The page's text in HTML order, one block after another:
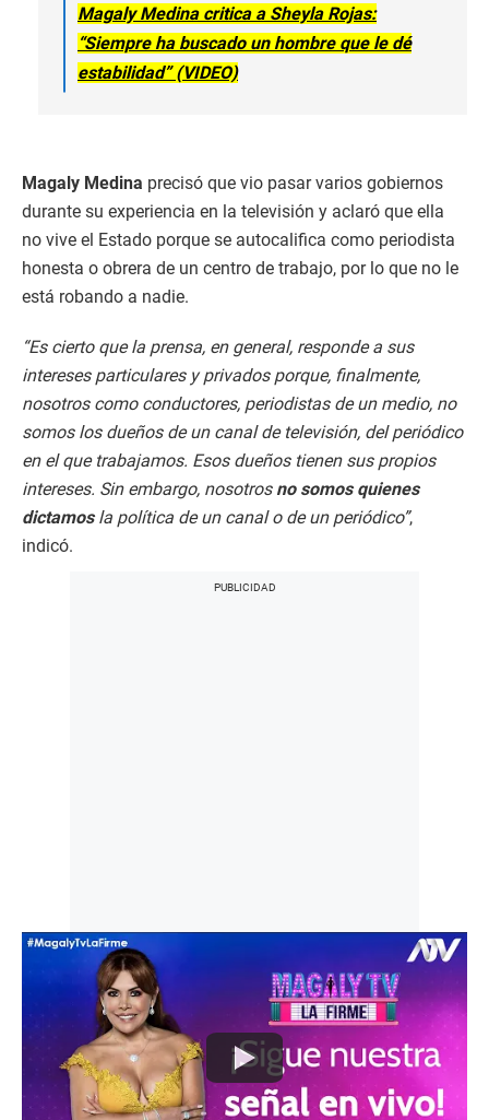
Magaly Medina critica a Sheyla Rojas:
“Siempre ha buscado un hombre que le dé
estabilidad” (VIDEO)
Magaly Medina precisó que vio pasar varios gobiernos
durante su experiencia en la televisión y aclaró que ella
no vive el Estado porque se autocalifica como periodista
honesta o obrera de un centro de trabajo, por lo que no le
está robando a nadie.
“Es cierto que la prensa, en general, responde a sus
intereses particulares y privados porque, finalmente,
nosotros como conductores, periodistas de un medio, no
somos los dueños de un canal de televisión, del periódico
en el que trabajamos. Esos dueños tienen sus propios
intereses. Sin embargo, nosotros no somos quienes
dictamosla política de un canal o de un periódico”,
indicó.